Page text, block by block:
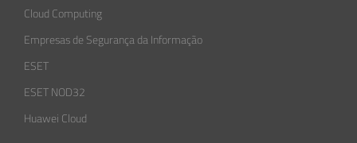
Cloud Computing
Empresas de Segurança da Informação​
ESET
ESET NOD32
Huawei Cloud